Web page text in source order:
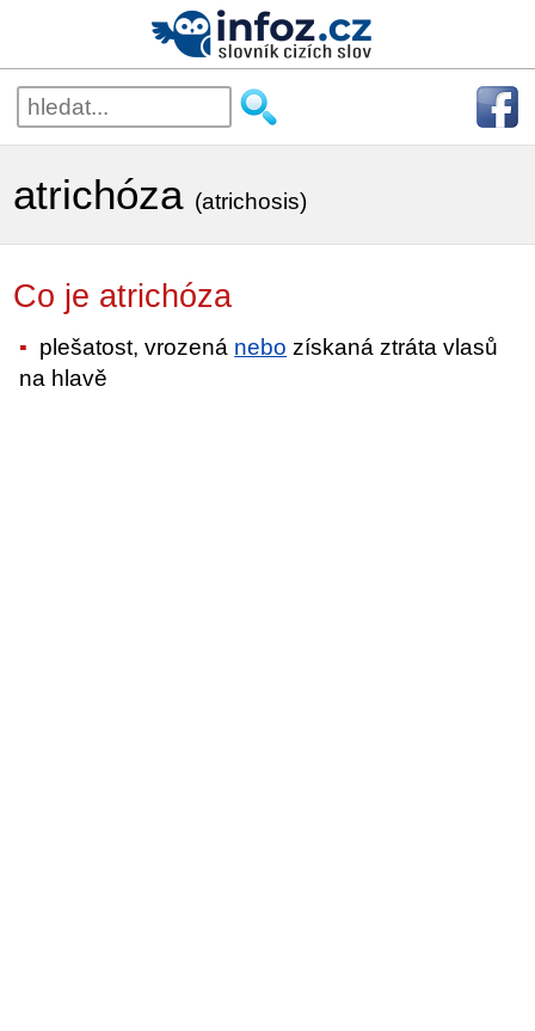
atrichóza (atrichosis)
Co je atrichóza
plešatost, vrozená nebo získaná ztráta vlasů
na hlavě